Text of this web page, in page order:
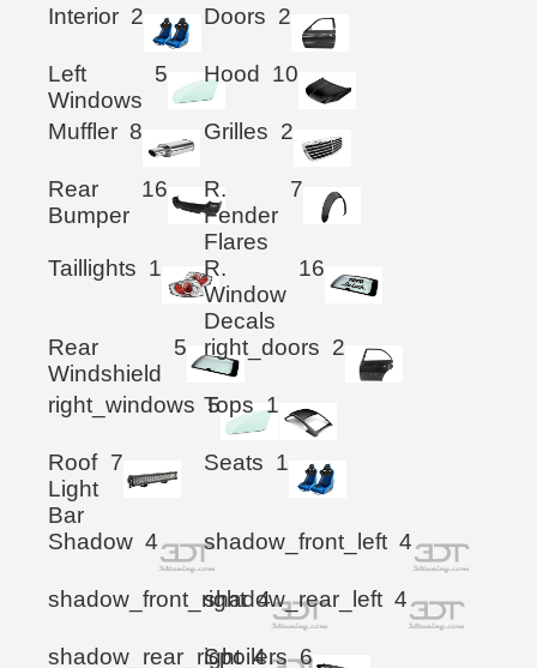
Interior 2 Doors 2
Left
Windows
5 Hood 10
Muffler 8 Grilles 2
Rear
Bumper
16
R.
Fender
Flares
7
Taillights 1
R.
Window
Decals
16
Rear
Windshield
5 right_doors 2
right_windows 5
Tops 1
Roof
Light
Bar
7 Seats 1
Shadow 4 shadow_front_left 4
shadow_front_right 4
shadow_rear_left 4
shadow_rear_right 4
Spoilers 6